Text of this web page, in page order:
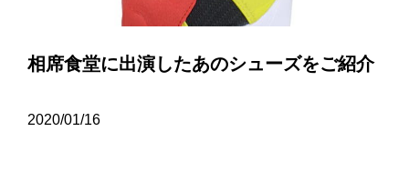
相席食堂に出演したあのシューズをご紹介
2020/01/16